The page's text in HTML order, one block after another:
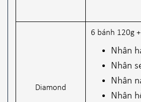
Diamond
6 bánh 120g
Nhân
Nhân
Nhân
Nhân